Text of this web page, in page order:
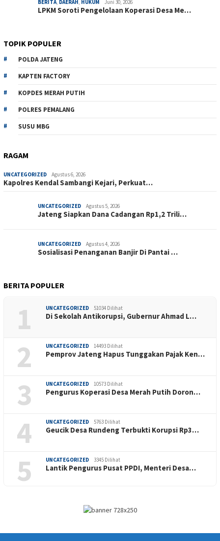
BERITA, DAERAH , HUKUM Juni 30, 2026
LPKM Soroti Pengelolaan Koperasi Desa Me…
TOPIK POPULER
POLDA JATENG
KAPTEN FACTORY
KOPDES MERAH PUTIH
POLRES PEMALANG
SUSU MBG
RAGAM
UNCATEGORIZED Agustus 6, 2026
Kapolres Kendal Sambangi Kejari, Perkuat…
UNCATEGORIZED Agustus 5, 2026
Jateng Siapkan Dana Cadangan Rp1,2 Trili…
UNCATEGORIZED Agustus 4, 2026
Sosialisasi Penanganan Banjir Di Pantai …
BERITA POPULER
1 UNCATEGORIZED 51034 Dilihat
Di Sekolah Antikorupsi, Gubernur Ahmad L…
2 UNCATEGORIZED 14493 Dilihat
Pemprov Jateng Hapus Tunggakan Pajak Ken…
3 UNCATEGORIZED 10573 Dilihat
Pengurus Koperasi Desa Merah Putih Doron…
4 UNCATEGORIZED 5763 Dilihat
Geucik Desa Rundeng Terbukti Korupsi Rp3…
5 UNCATEGORIZED 3345 Dilihat
Lantik Pengurus Pusat PPDI, Menteri Desa…